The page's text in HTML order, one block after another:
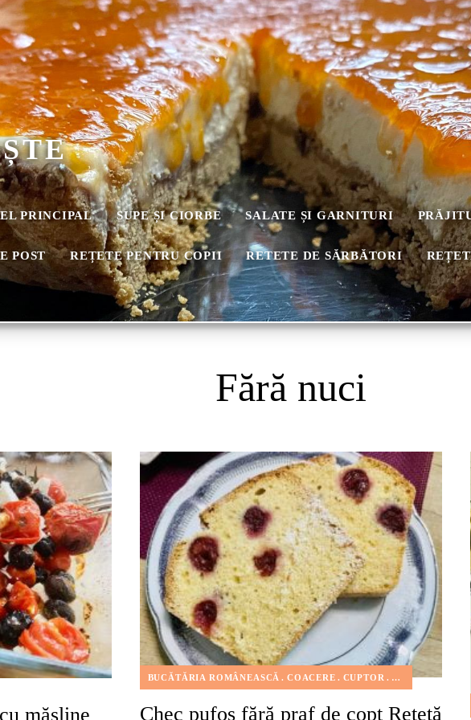
PRINCIPAL SUPE ȘI CIORBE SALATE ȘI GARNITURI
POST REȚETE PENTRU COPII RETETE DE SĂRBĂTORI
Fără nuci
măsline
BUCĂTĂRIA ROMÂNEASCĂ COACERE CUPTOR DESERT FĂRĂ
Chec pufos fără praf de copt Rețetă